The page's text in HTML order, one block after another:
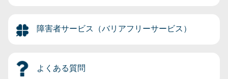
障害者サービス（バリアフリーサービス）
よくある質問